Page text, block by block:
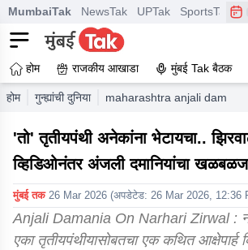
MumbaiTak NewsTak UPTak SportsTak
होम राजकीय आखाडा मुंबई Tak बैठक
होम गुन्ह्यांची दुनिया maharashtra anjali
'तो' तृतीयपंथी अनेकांना भेटायचा..
व्हिडिओनंतर अंजली दमानियांचा
मुंबई तक 26 Mar 2026 (अपडेटेड: 26 Mar 2026, 12:36
Anjali Damania On Narhari Zirwal :
एका तृतीयपंथीयासोबतचा एक कथित आक्षेपार्ह